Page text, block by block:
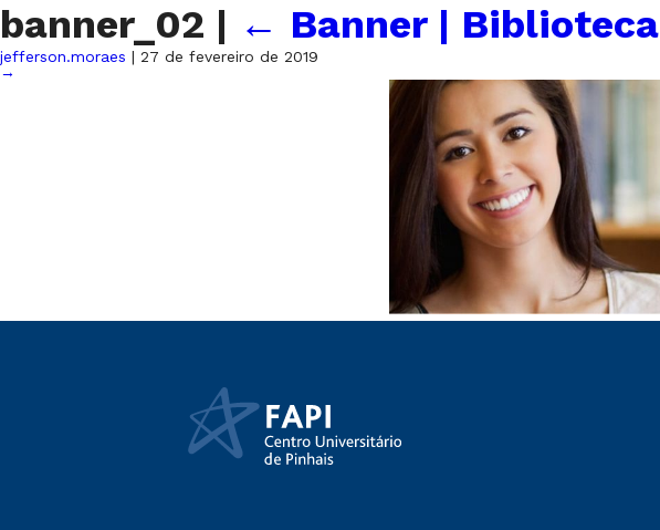
banner_02 | ← Banner | Biblioteca
jefferson.moraes | 27 de fevereiro de 2019
→